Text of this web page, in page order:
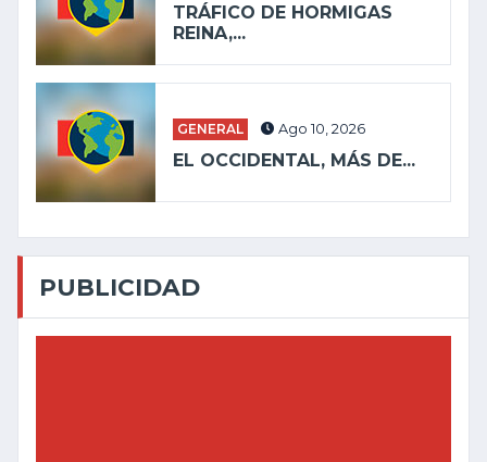
TRÁFICO DE HORMIGAS
REINA,...
GENERAL Ago 10, 2026
EL OCCIDENTAL, MÁS DE...
PUBLICIDAD